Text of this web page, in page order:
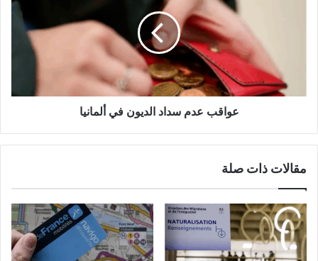
عواقب عدم سداد الديون في ألمانيا
مقالات ذات صلة